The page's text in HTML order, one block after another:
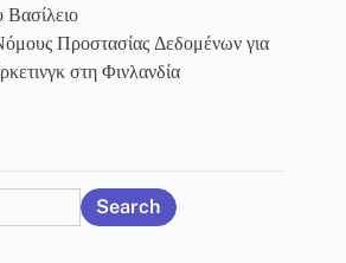
Προστασίας Δεδομένων για
στη Φινλανδία